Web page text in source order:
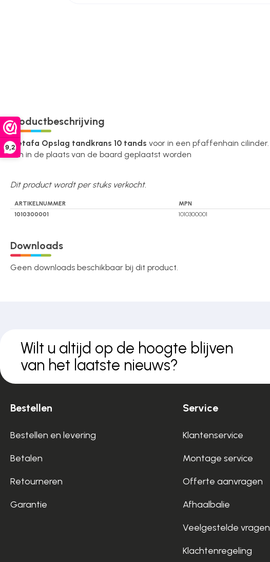
9,2
Contact
Productbeschrijving
Metafa Opslag tandkrans 10 tands voor in een pfaffenhain cilinder.
Kan in de plaats van de baard geplaatst worden
Dit product wordt per stuks verkocht.
ARTIKELNUMMER
MPN
1010300001
1010300001
Downloads
Geen downloads beschikbaar bij dit product.
Wilt u altijd op de hoogte blijven
van het laatste nieuws?
Bestellen
Bestellen en levering
Betalen
Retourneren
Garantie
Service
Klantenservice
Montage service
Offerte aanvragen
Afhaalbalie
Veelgestelde vragen
Klachtenregeling